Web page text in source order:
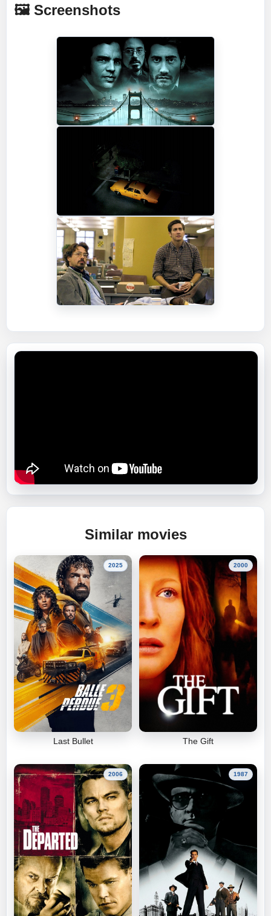
🖼️ Screenshots
Similar movies
2025
Last Bullet
2000
The Gift
2006 1987